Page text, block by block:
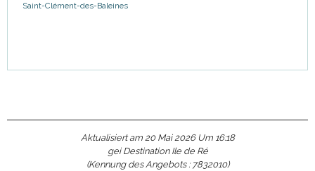
Saint-Clément-des-Baleines
Aktualisiert am 20 Mai 2026 Um 16:18
gei Destination Ile de Ré
(Kennung des Angebots : 7832010)